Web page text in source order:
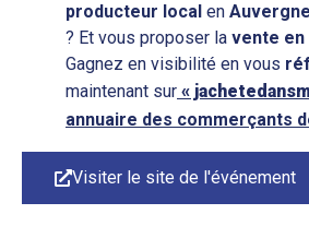
producteur local en
? Et vous proposer la vente en
Gagnez en visibilité en vous
maintenant sur «
annuaire des commerçants
Visiter le site de l'événement